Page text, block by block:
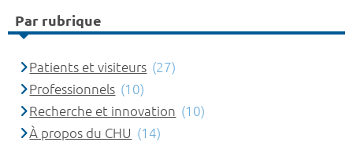
Par rubrique
Patients et visiteurs (27)
Professionnels (10)
Recherche et innovation (10)
À propos du CHU (14)